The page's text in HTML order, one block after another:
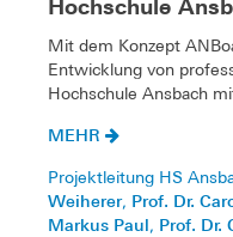
Hochschule
Mit dem Konzept
Entwicklung von
Hochschule Ansbach
MEHR
Projektleitung HS
Weiherer, Prof. Dr.
Markus Paul, Prof. Dr.